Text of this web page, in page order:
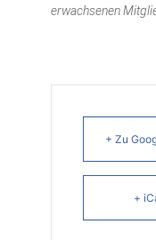
erwachsenen
+ Zu
+